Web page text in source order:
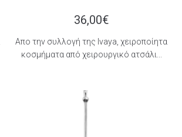
36,00€
Aπο την συλλογή της Ιvaya, χειροποίητα
κοσμήματα από χειρουργικό ατσάλι...